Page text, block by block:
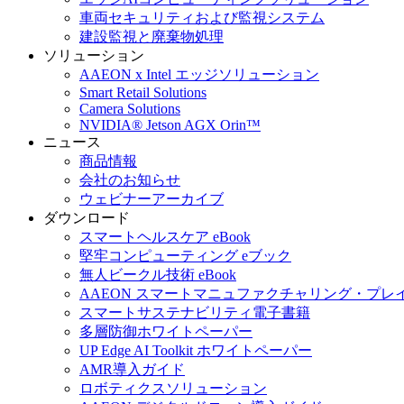
車両セキュリティおよび監視システム
建設監視と廃棄物処理
ソリューション
AAEON x Intel エッジソリューション
Smart Retail Solutions
Camera Solutions
NVIDIA® Jetson AGX Orin™
ニュース
商品情報
会社のお知らせ
ウェビナーアーカイブ
ダウンロード
スマートヘルスケア eBook
堅牢コンピューティング eブック
無人ビークル技術 eBook
AAEON スマートマニュファクチャリング・プレ
スマートサステナビリティ電子書籍
多層防御ホワイトペーパー
UP Edge AI Toolkit ホワイトペーパー
AMR導入ガイド
ロボティクスソリューション